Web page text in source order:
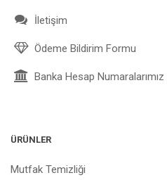
İletişim
Ödeme Bildirim Formu
Banka Hesap Numaralarımız
ÜRÜNLER
Mutfak Temizliği